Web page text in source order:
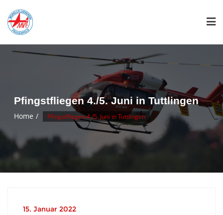
content
Pfingstfliegen 4./5. Juni in Tuttlingen
Home Pfingstfliegen 4./5. Juni in Tuttlingen
15. Januar 2022